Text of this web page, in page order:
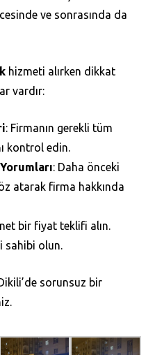
ve sonrasında da
hizmeti alırken dikkat
vardır:
: Firmanın gerekli tüm
kontrol edin.
: Daha önceki
atarak firma hakkında
bir fiyat teklifi alın.
sahibi olun.
sorunsuz bir